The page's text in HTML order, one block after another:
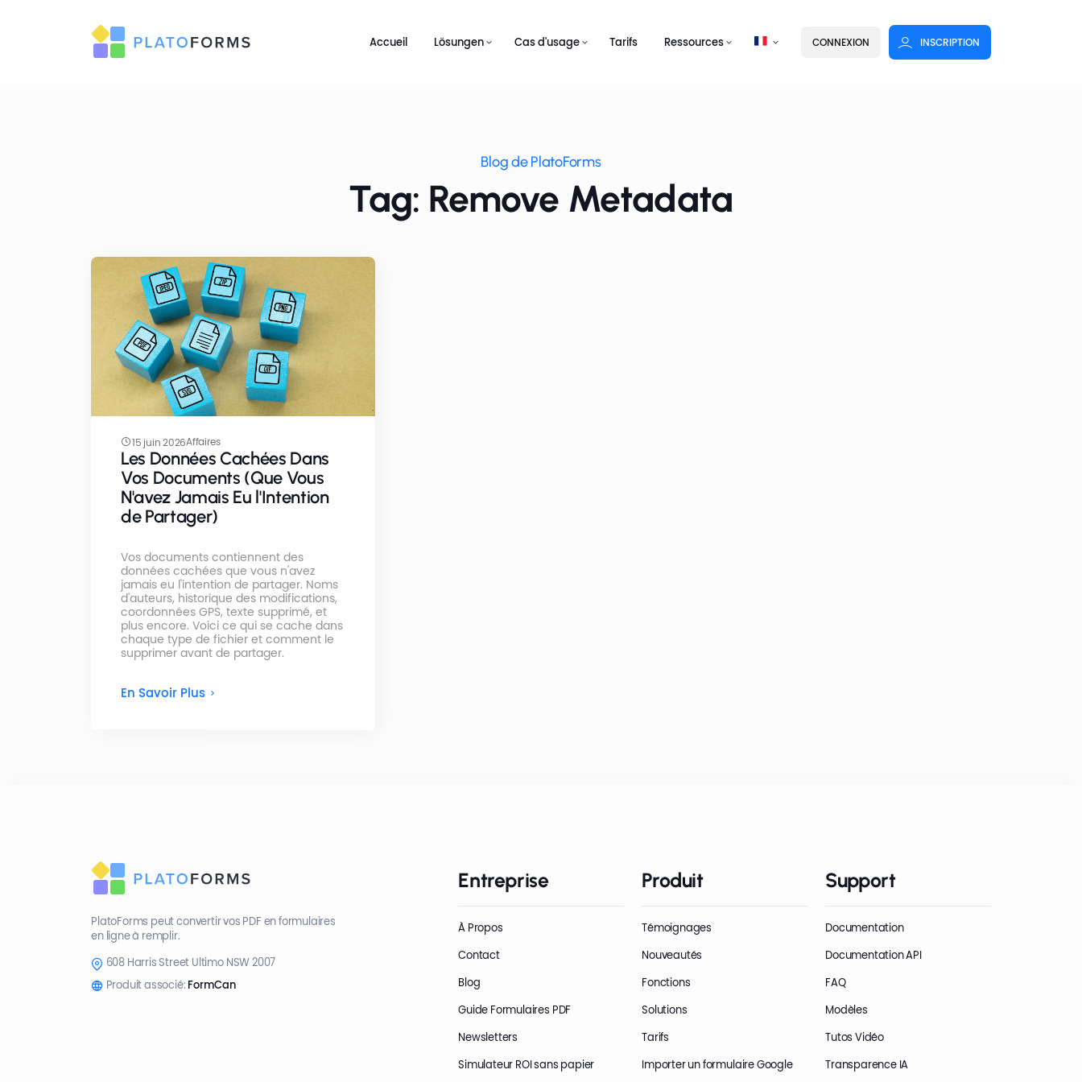
Accueil Lösungen Cas d'usage Tarifs Ressources CONNEXION INSCRIPTION
Blog de PlatoForms
Tag: Remove Metadata
15 juin 2026Affaires
Les Données Cachées Dans
Vos Documents (Que Vous
N'avez Jamais Eu l'Intention
de Partager)
Vos documents contiennent des
données cachées que vous n'avez
jamais eu l'intention de partager. Noms
d'auteurs, historique des modifications,
coordonnées GPS, texte supprimé, et
plus encore. Voici ce qui se cache dans
chaque type de fichier et comment le
supprimer avant de partager.
En Savoir Plus
PlatoForms peut convertir vos PDF en formulaires
en ligne à remplir.
608 Harris Street Ultimo NSW 2007
Produit associé: FormCan
Entreprise
À Propos
Contact
Blog
Guide Formulaires PDF
Newsletters
Simulateur ROI sans papier
Produit
Témoignages
Nouveautés
Fonctions
Solutions
Tarifs
Importer un formulaire Google
Support
Documentation
Documentation API
FAQ
Modèles
Tutos Vidéo
Transparence IA